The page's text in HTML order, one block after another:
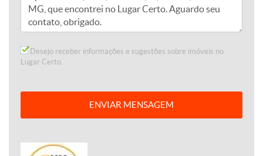
Desejo receber informações e sugestões sobre imóveis no
Lugar Certo.
ENVIAR MENSAGEM